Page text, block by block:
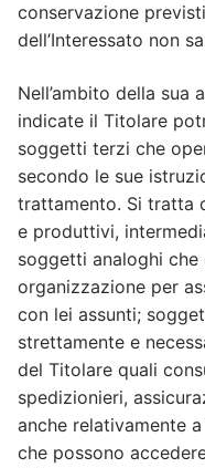
conservazione
dell’Interessato non
Nell’ambito della
indicate il Titolare
soggetti terzi che
secondo le sue
trattamento. Si tratta
e produttivi,
soggetti analoghi
organizzazione per
con lei assunti;
strettamente e
del Titolare quali
spedizionieri,
anche relativamente
che possono